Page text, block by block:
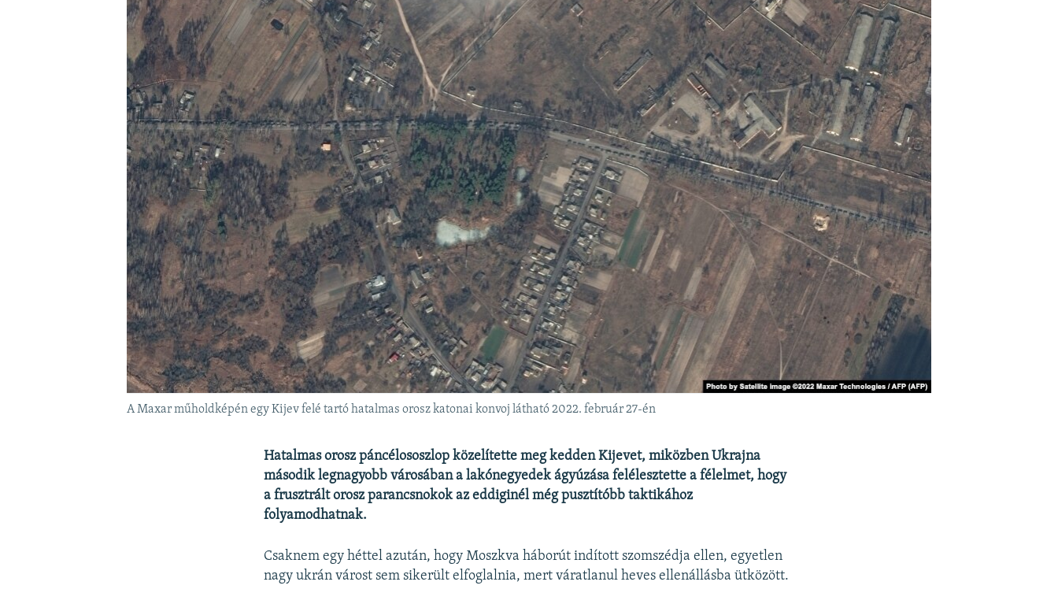
A MÚLT TANULSÁGAI
A Maxar műholdképén egy Kijev felé tartó hatalmas orosz katonai konvoj látható 2022. február 27-én
Hatalmas orosz páncélososzlop közelítette meg kedden Kijevet, miközben Ukrajna
második legnagyobb városában a lakónegyedek ágyúzása felélesztette a félelmet, hogy
a frusztrált orosz parancsnokok az eddiginél még pusztítóbb taktikához
folyamodhatnak.
Csaknem egy héttel azután, hogy Moszkva háborút indított szomszédja ellen, egyetlen
nagy ukrán várost sem sikerült elfoglalnia, mert váratlanul heves ellenállásba ütközött.